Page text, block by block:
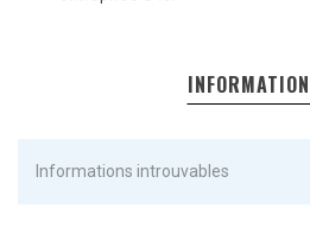
Informations introuvables